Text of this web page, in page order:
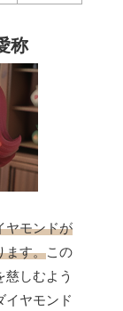
称
ヤモンドが
ます。この
慈しむよう
イヤモンド